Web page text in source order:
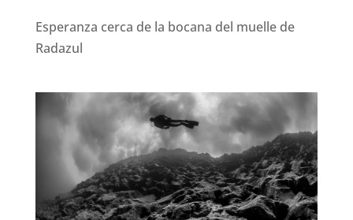
Esperanza cerca de la bocana del muelle de
Radazul